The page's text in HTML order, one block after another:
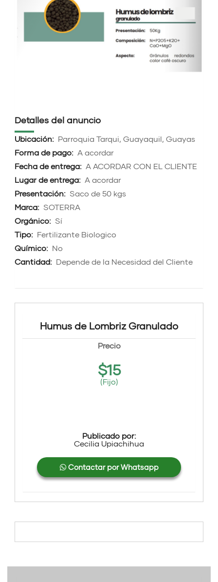
Detalles del anuncio
Ubicación: Parroquia Tarqui, Guayaquil, Guayas
Forma de pago: A acordar
Fecha de entrega: A ACORDAR CON EL CLIENTE
Lugar de entrega: A acordar
Presentación: Saco de 50 kgs
Marca: SOTERRA
Orgánico: Sí
Tipo: Fertilizante Biologico
Químico: No
Cantidad: Depende de la Necesidad del Cliente
Humus de Lombriz Granulado
Precio
$15
(Fijo)
Publicado por:
Cecilia Upiachihua
Contactar por Whatsapp